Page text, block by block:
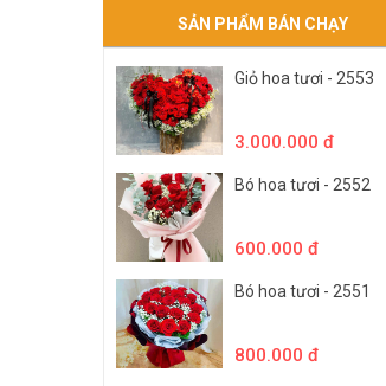
SẢN PHẨM BÁN CHẠY
Giỏ hoa tươi - 2553
3.000.000 đ
Bó hoa tươi - 2552
600.000 đ
Bó hoa tươi - 2551
800.000 đ